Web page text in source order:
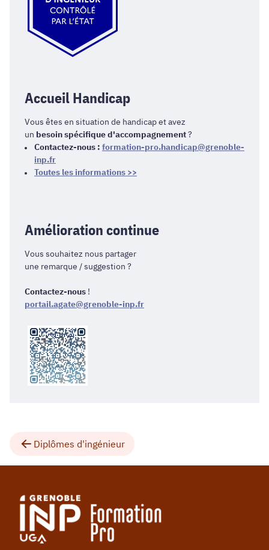
Accueil Handicap
Vous êtes en situation de handicap et avez
un besoin spécifique d'accompagnement?
Contactez-nous : formation-pro.handicap@grenoble-
inp.fr
Toutes les informations >>
Amélioration continue
Vous souhaitez nous partager
une remarque / suggestion ?
Contactez-nous !
portail.agate@grenoble-inp.fr
Diplômes d'ingénieur